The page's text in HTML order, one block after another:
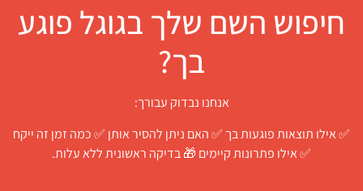
חיפוש השם שלך בגוגל פוגע
בך?
אנחנו נבדוק עבורך:
✅ אילו תוצאות פוגעות בך ✅ האם ניתן להסיר אותן ✅ כמה זמן זה ייקח
✅ אילו פתרונות קיימים 🎁 בדיקה ראשונית ללא עלות.